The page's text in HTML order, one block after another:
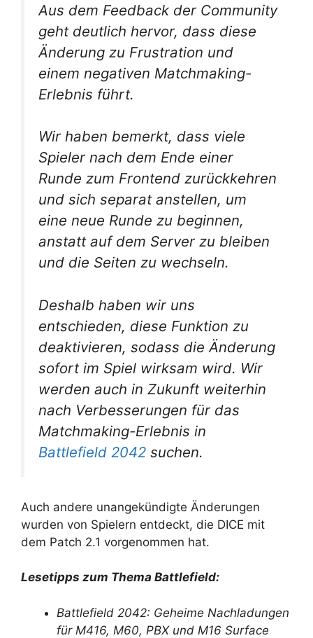
Aus dem Feedback der Community
geht deutlich hervor, dass diese
Änderung zu Frustration und
einem negativen Matchmaking-
Erlebnis führt.
Wir haben bemerkt, dass viele
Spieler nach dem Ende einer
Runde zum Frontend zurückkehren
und sich separat anstellen, um
eine neue Runde zu beginnen,
anstatt auf dem Server zu bleiben
und die Seiten zu wechseln.
Deshalb haben wir uns
entschieden, diese Funktion zu
deaktivieren, sodass die Änderung
sofort im Spiel wirksam wird. Wir
werden auch in Zukunft weiterhin
nach Verbesserungen für das
Matchmaking-Erlebnis in
Battlefield 2042 suchen.
Auch andere unangekündigte Änderungen
wurden von Spielern entdeckt, die DICE mit
dem Patch 2.1 vorgenommen hat.
Lesetipps zum Thema Battlefield:
Battlefield 2042: Geheime Nachladungen
für M416, M60, PBX und M16 Surface